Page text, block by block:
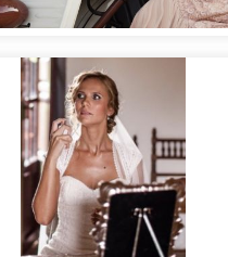
nupcial "Clara".